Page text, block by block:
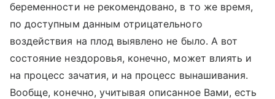
беременности не рекомендовано, в то же время,
по доступным данным отрицательного
воздействия на плод выявлено не было. А вот
состояние нездоровья, конечно, может влиять и
на процесс зачатия, и на процесс вынашивания.
Вообще, конечно, учитывая описанное Вами, есть